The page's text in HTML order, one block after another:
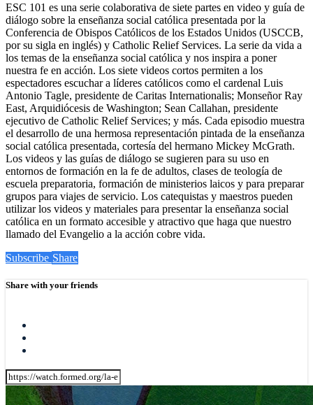
ESC 101 es una serie colaborativa de siete partes en video y guía de
diálogo sobre la enseñanza social católica presentada por la
Conferencia de Obispos Católicos de los Estados Unidos (USCCB,
por su sigla en inglés) y Catholic Relief Services. La serie da vida a
los temas de la enseñanza social católica y nos inspira a poner
nuestra fe en acción. Los siete videos cortos permiten a los
espectadores escuchar a líderes católicos como el cardenal Luis
Antonio Tagle, presidente de Caritas Internationalis; Monseñor Ray
East, Arquidiócesis de Washington; Sean Callahan, presidente
ejecutivo de Catholic Relief Services; y más. Cada episodio muestra
el desarrollo de una hermosa representación pintada de la enseñanza
social católica presentada, cortesía del hermano Mickey McGrath.
Los videos y las guías de diálogo se sugieren para su uso en
entornos de formación en la fe de adultos, clases de teología de
escuela preparatoria, formación de ministerios laicos y para preparar
grupos para viajes de servicio. Los catequistas y maestros pueden
utilizar los videos y materiales para presentar la enseñanza social
católica en un formato accesible y atractivo que haga que nuestro
llamado del Evangelio a la acción cobre vida.
Subscribe Share
Share with your friends